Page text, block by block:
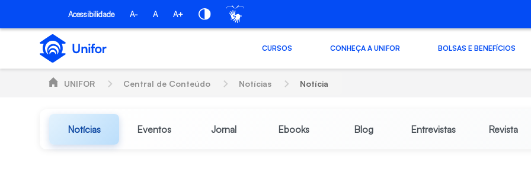
Pular para o Conteúdo principal
Acessibilidade A- A A+
CURSOS CONHEÇA A UNIFOR BOLSAS E BENEFÍCIOS
UNIFOR Central de Conteúdo Notícias Notícia
Notícias Eventos Jornal Ebooks Blog Entrevistas Revista